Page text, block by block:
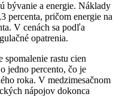
bývanie a energie. Náklady
percenta, pričom energie na
V cenách sa podľa
opatrenia.
rastu cien
jedno percento, čo je
roka. V medzimesačnom
nápojov dokonca